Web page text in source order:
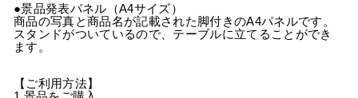
●景品発表パネル（A4サイズ）
商品の写真と商品名が記載された脚付きのA4パネルです。
スタンドがついているので、テーブルに立てることができ
ます。
【ご利用方法】